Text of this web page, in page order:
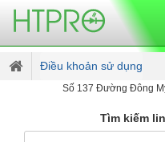
Điều khoản sử dụng
Số 137 Đường Đông
Tìm kiếm